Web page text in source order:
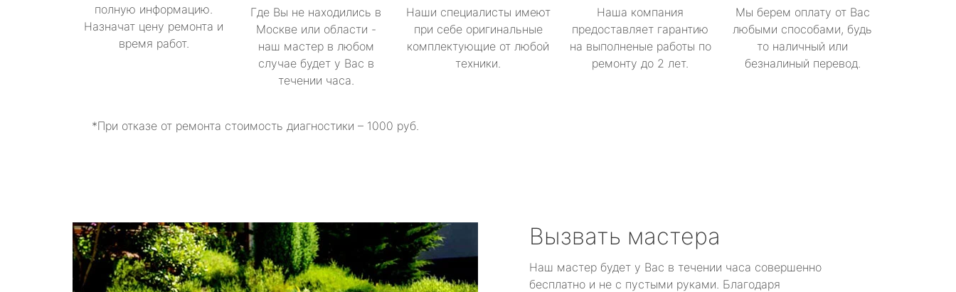
полную информацию.
Назначат цену ремонта и
время работ.
Где Вы не находились в
Москве или области -
наш мастер в любом
случае будет у Вас в
течении часа.
Наши специалисты имеют
при себе оригинальные
комплектующие от любой
техники.
Наша компания
предоставляет гарантию
на выполненые работы по
ремонту до 2 лет.
Мы берем оплату от Вас
любыми способами, будь
то наличный или
безналиный перевод.
*При отказе от ремонта стоимость диагностики – 1000 руб.
Вызвать мастера
Наш мастер будет у Вас в течении часа совершенно
бесплатно и не с пустыми руками. Благодаря